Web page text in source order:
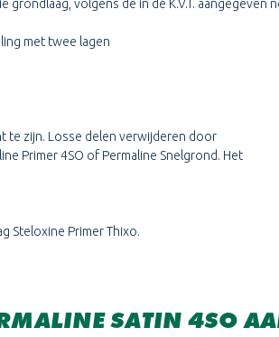
volgens de in de K.V.T. aangegeven
met twee lagen
te zijn. Losse delen verwijderen door
Primer 4SO of Permaline Snelgrond. Het
Steloxine Primer Thixo.
SATIN 4SO